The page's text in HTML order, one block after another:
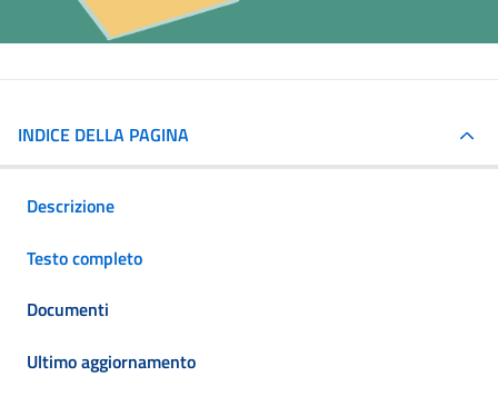
INDICE DELLA PAGINA
Descrizione
Testo completo
Documenti
Ultimo aggiornamento